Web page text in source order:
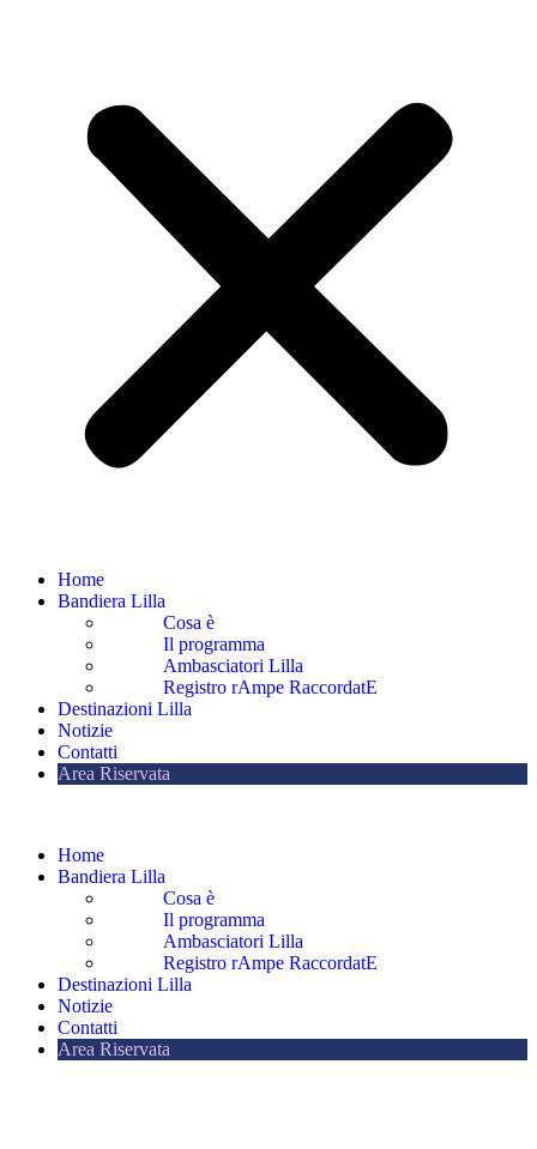
Home
Bandiera Lilla
Cosa è
Il programma
Ambasciatori Lilla
Registro rAmpe RaccordatE
Destinazioni Lilla
Notizie
Contatti
Area Riservata
Home
Bandiera Lilla
Cosa è
Il programma
Ambasciatori Lilla
Registro rAmpe RaccordatE
Destinazioni Lilla
Notizie
Contatti
Area Riservata